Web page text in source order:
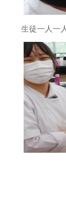
生徒一人一